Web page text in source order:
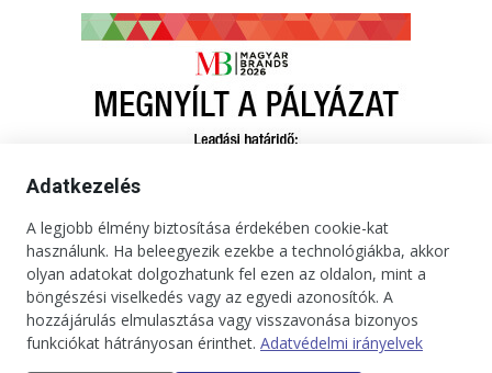
Adatkezelés
A legjobb élmény biztosítása érdekében cookie-kat
használunk. Ha beleegyezik ezekbe a technológiákba, akkor
olyan adatokat dolgozhatunk fel ezen az oldalon, mint a
böngészési viselkedés vagy az egyedi azonosítók. A
hozzájárulás elmulasztása vagy visszavonása bizonyos
funkciókat hátrányosan érinthet. Adatvédelmi irányelvek